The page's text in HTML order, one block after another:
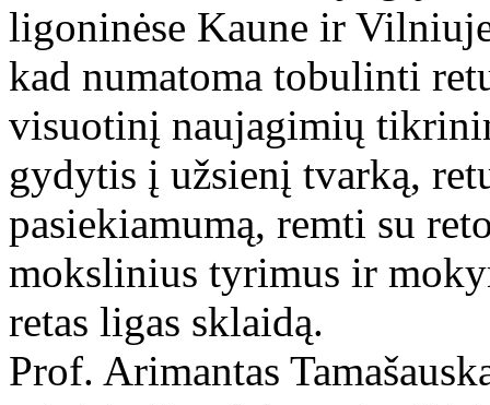
ligoninėse Kaune ir
kad numatoma tobulinti
visuotinį naujagimių
gydytis į užsienį tvarką,
pasiekiamumą, remti su
mokslinius tyrimus ir
retas ligas sklaidą.
Prof. Arimantas